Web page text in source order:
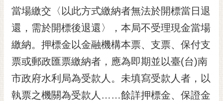
當場繳交〈以此方式繳納者無法於開標當日退
還，需於開標後退還〉，本局不受理現金當場
繳納。押標金以金融機構本票、支票、保付支
票或郵政匯票繳納者，應為即期並以臺(台)南
市政府水利局為受款人。未填寫受款人者，以
執票之機關為受款人……餘詳押標金、保證金